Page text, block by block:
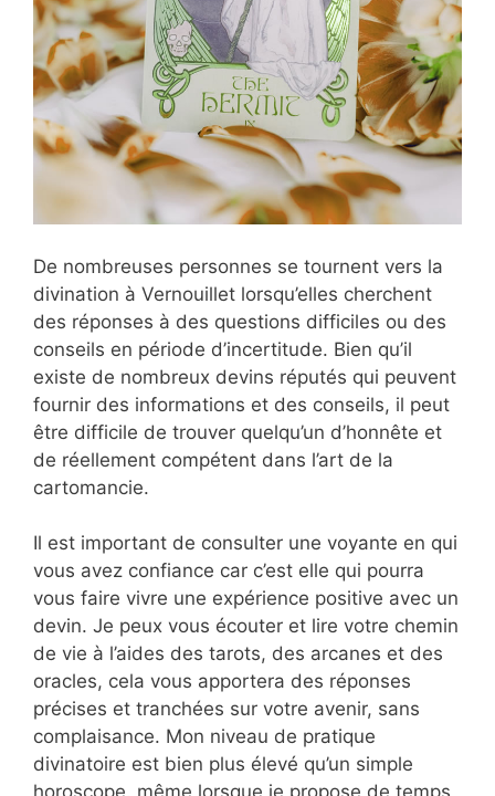
De nombreuses personnes se tournent vers la
divination à Vernouillet lorsqu’elles cherchent
des réponses à des questions difficiles ou des
conseils en période d’incertitude. Bien qu’il
existe de nombreux devins réputés qui peuvent
fournir des informations et des conseils, il peut
être difficile de trouver quelqu’un d’honnête et
de réellement compétent dans l’art de la
cartomancie.
Il est important de consulter une voyante en qui
vous avez confiance car c’est elle qui pourra
vous faire vivre une expérience positive avec un
devin. Je peux vous écouter et lire votre chemin
de vie à l’aides des tarots, des arcanes et des
oracles, cela vous apportera des réponses
précises et tranchées sur votre avenir, sans
complaisance. Mon niveau de pratique
divinatoire est bien plus élevé qu’un simple